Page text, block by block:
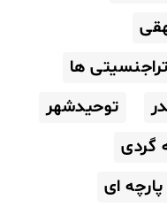
تراجنسیتی ها
توحیدشهر
گردی
ای